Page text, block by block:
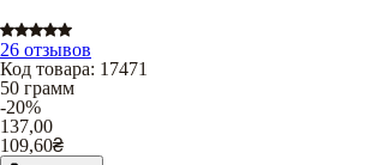
26 отзывов
Код товара: 17471
50 грамм
-20%
137,00
109,60₴